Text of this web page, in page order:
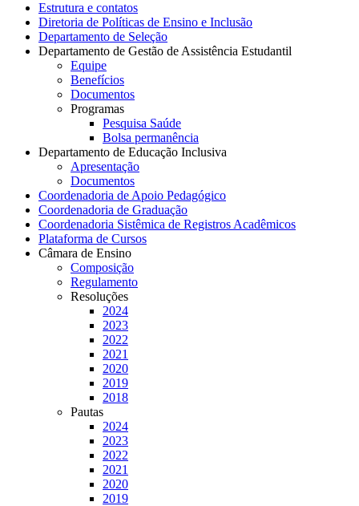
Estrutura e contatos
Diretoria de Políticas de Ensino e Inclusão
Departamento de Seleção
Departamento de Gestão de Assistência Estudantil
Equipe
Benefícios
Documentos
Programas
Pesquisa Saúde
Bolsa permanência
Departamento de Educação Inclusiva
Apresentação
Documentos
Coordenadoria de Apoio Pedagógico
Coordenadoria de Graduação
Coordenadoria Sistêmica de Registros Acadêmicos
Plataforma de Cursos
Câmara de Ensino
Composição
Regulamento
Resoluções
2024
2023
2022
2021
2020
2019
2018
Pautas
2024
2023
2022
2021
2020
2019